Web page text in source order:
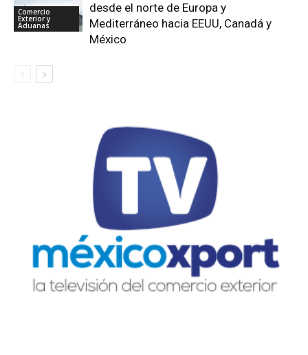
Comercio
Exterior y
Aduanas
desde el norte de Europa y
Mediterráneo hacia EEUU, Canadá y
México